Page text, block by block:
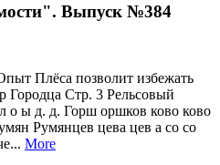
Выпуск №384
Плёса позволит избежать
Городца Стр. 3 Рельсовый
о ы д. д. Горш оршков ково ково
Румянцев цева цев а со со
More